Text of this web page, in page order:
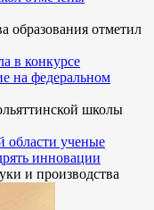
образования отметил
в конкурсе
на федеральном
школы
области ученые
инновации
и производства